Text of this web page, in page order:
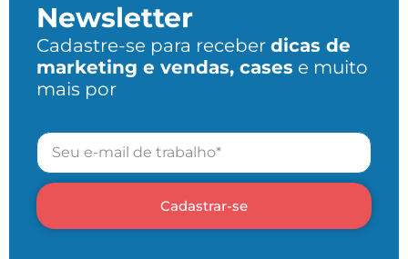
Newsletter
Cadastre-se para receber dicas de
marketing e vendas, cases e muito
mais por
Cadastrar-se